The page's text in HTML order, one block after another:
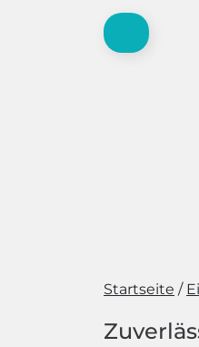
Startseite